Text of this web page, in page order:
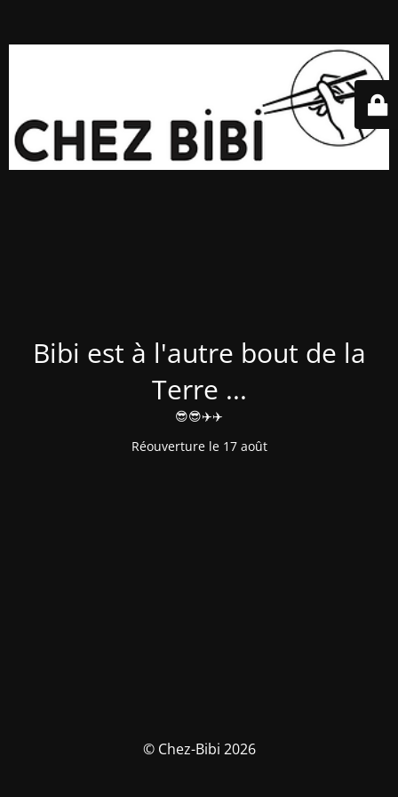
Bibi est à l'autre bout de la
Terre ...
😎😎✈️✈️
Réouverture le 17 août
© Chez-Bibi 2026